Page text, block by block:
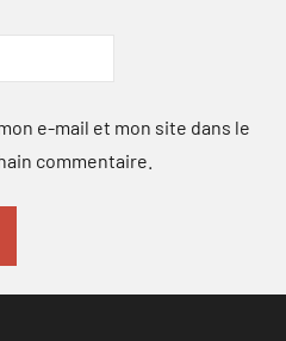
e-mail et mon site dans le
commentaire.